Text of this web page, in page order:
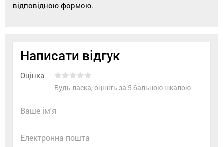
відповідною формою.
Написати відгук
Оцінка
Будь ласка, оцініть за 5 бальною шкалою
Ваше ім'я
Електронна пошта